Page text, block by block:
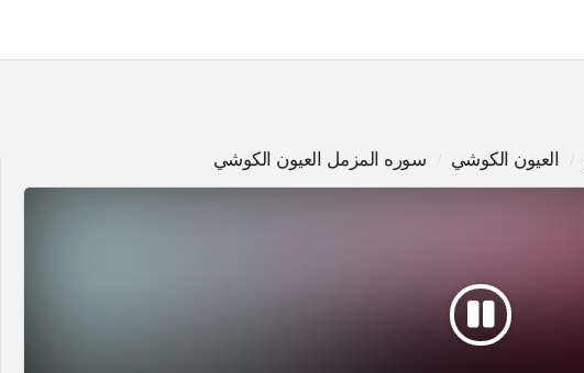
العيون الكوشي سوره المزمل العيون الكوشي